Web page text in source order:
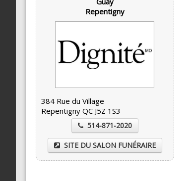
Repentigny
384 Rue du Village
Repentigny QC J5Z 1S3
514-871-2020
SITE DU SALON FUNÉRAIRE